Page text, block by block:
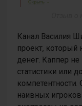
Канал Василия
проект, который
денег. Каппер
статистики или
компетентности.
наивных